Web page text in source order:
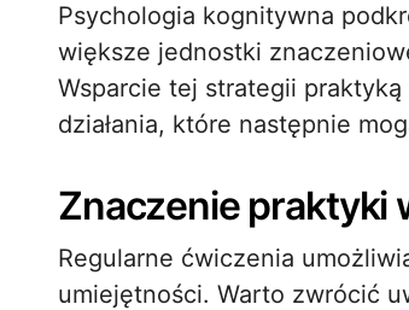
Psychologia kognitywna
większe jednostki
Wsparcie tej strategii
działania, które następnie
Znaczenie praktyki
Regularne ćwiczenia
umiejętności. Warto zwrócić